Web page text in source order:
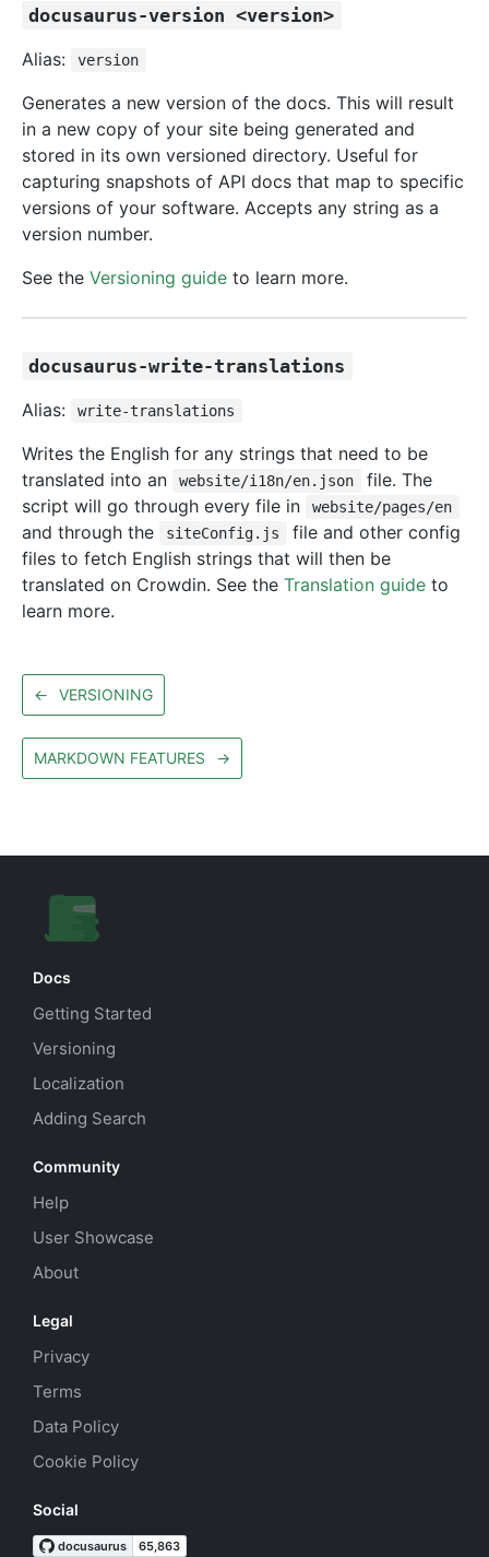
docusaurus-version <version>
Alias:
version
Generates a new version of the docs. This will result
in a new copy of your site being generated and
stored in its own versioned directory. Useful for
capturing snapshots of API docs that map to specific
versions of your software. Accepts any string as a
version number.
See the Versioning guide to learn more.
docusaurus-write-translations
Alias:
write-translations
Writes the English for any strings that need to be
translated into an
website/i18n/en.json
file. The
script will go through every file in
website/pages/en
and through the siteConfig.js
file and other config
files to fetch English strings that will then be
translated on Crowdin. See the Translation guide to
learn more.
← VERSIONING
MARKDOWN FEATURES →
Docs
Getting Started
Versioning
Localization
Adding Search
Community
Help
User Showcase
About
Legal
Privacy
Terms
Data Policy
Cookie Policy
Social